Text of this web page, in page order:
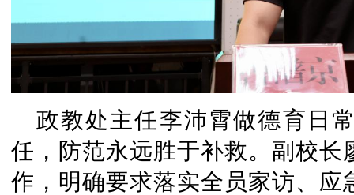
政教处主任李沛霄做德育日
任，防范永远胜于补救。副校
作，明确要求落实全员家访、